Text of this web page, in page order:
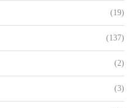
(19)
(137)
(2)
(3)